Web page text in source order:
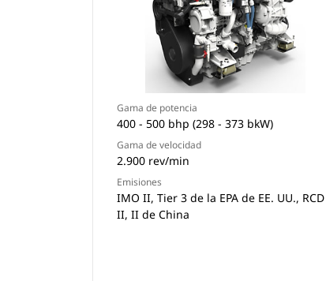
Gama de potencia
400 - 500 bhp (298 - 373 bkW)
Gama de velocidad
2.900 rev/min
Emisiones
IMO II, Tier 3 de la EPA de EE. UU., RCD
II, II de China